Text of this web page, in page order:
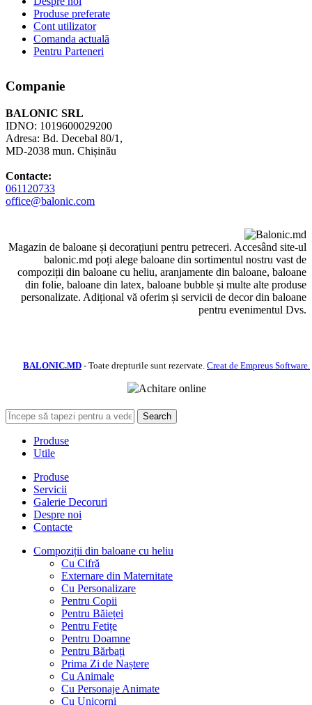
Produse preferate
Cont utilizator
Comanda actuală
Pentru Parteneri
Companie
BALONIC SRL
IDNO: 1019600029200
Adresa: Bd. Decebal 80/1,
MD-2038 mun. Chișinău
Contacte:
061120733
office@balonic.com
Magazin de baloane și decorațiuni pentru petreceri. Accesând site-ul
balonic.md poți alege baloane din sortimentul nostru vast de
compoziții din baloane cu heliu, aranjamente din baloane, baloane
din folie, baloane din latex, baloane bubble și multe alte produse
personalizate. Adițional vă oferim și servicii de decor din baloane
pentru evenimentul Dvs.
BALONIC.MD - Toate drepturile sunt rezervate. Creat de Empreus Software.
Search
Produse
Utile
Produse
Servicii
Galerie Decoruri
Despre noi
Contacte
Compoziții din baloane cu heliu
Cu Cifră
Externare din Maternitate
Cu Personalizare
Pentru Copii
Pentru Băieței
Pentru Fetițe
Pentru Doamne
Pentru Bărbați
Prima Zi de Naștere
Cu Animale
Cu Personaje Animate
Cu Unicorni